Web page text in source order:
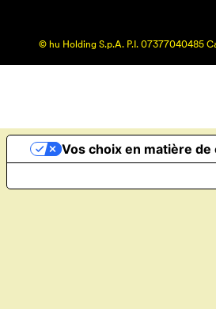
© hu Holding S.p.A. P.I. 07377040485
Vos choix en matière